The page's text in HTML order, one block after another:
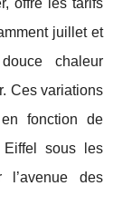
juillet et
chaleur
Ces variations
fonction de
Eiffel sous les
l’avenue des